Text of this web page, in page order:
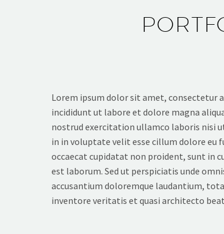
Lorem ipsum dolor sit amet, consectetur
incididunt ut labore et dolore magna
nostrud exercitation ullamco laboris nisi
in in voluptate velit esse cillum dolore eu
occaecat cupidatat non proident, sunt in
est laborum. Sed ut perspiciatis unde
accusantium doloremque laudantium,
inventore veritatis et quasi architecto